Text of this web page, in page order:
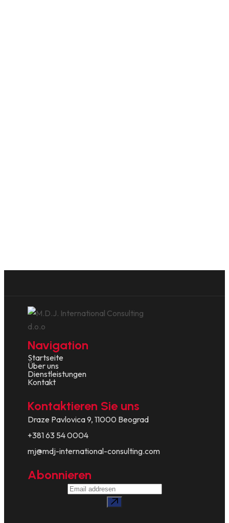
Navigation
Startseite
Über uns
Dienstleistungen
Kontakt
Kontaktieren Sie uns
Draze Pavlovica 9, 11000 Beograd
+381 63 54 0004
mj@mdj-international-consulting.com
Abonnieren